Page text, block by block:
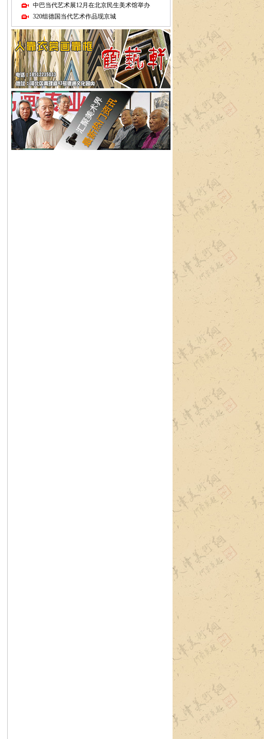
中巴当代艺术展12月在北京民生美术馆举办
320组德国当代艺术作品现京城